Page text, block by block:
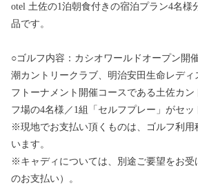
otel 土佐の1泊朝食付きの宿泊プラン4名様
品です。
○ゴルフ内容：カシオワールドオープン開
潮カントリークラブ、明治安田生命レデ
フトーナメント開催コースである土佐カ
フ場の4名様／1組「セルフプレー」がセッ
※現地でお支払い頂くものは、ゴルフ利用
います。
※キャディについては、別途ご要望をお受
のお支払い）。